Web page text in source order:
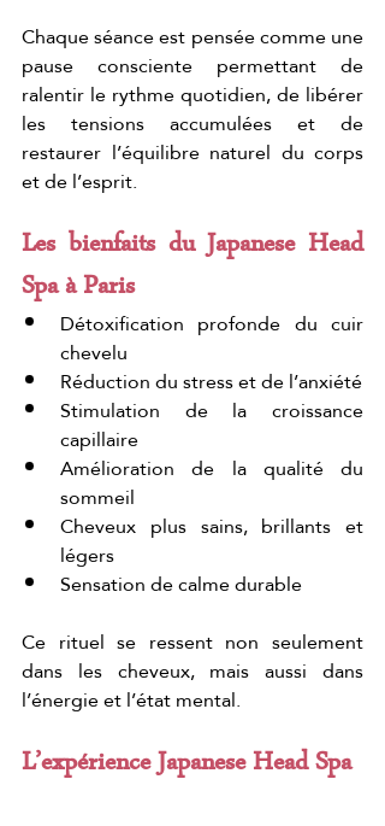
Chaque séance est pensée comme une
pause consciente permettant de
ralentir le rythme quotidien, de libérer
les tensions accumulées et de
restaurer l’équilibre naturel du corps
et de l’esprit.
Les bienfaits du Japanese Head
Spa à Paris
Détoxification profonde du cuir
chevelu
Réduction du stress et de l’anxiété
Stimulation de la croissance
capillaire
Amélioration de la qualité du
sommeil
Cheveux plus sains, brillants et
légers
Sensation de calme durable
Ce rituel se ressent non seulement
dans les cheveux, mais aussi dans
l’énergie et l’état mental.
L’expérience Japanese Head Spa